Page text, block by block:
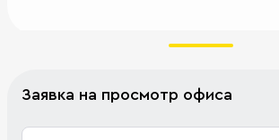
Заявка на просмотр офиса